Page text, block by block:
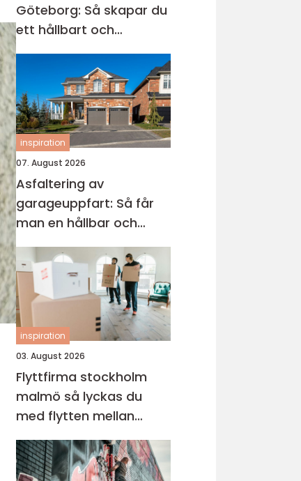
Göteborg: Så skapar du
ett hållbart och
modernt badrum
inspiration
07. August 2026
Asfaltering av
garageuppfart: Så får
man en hållbar och
snygg infart
inspiration
03. August 2026
Flyttfirma stockholm
malmö så lyckas du
med flytten mellan
sveriges storstäder